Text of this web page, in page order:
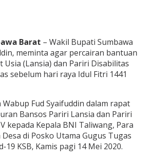
Barat – Wakil Bupati Sumbawa
meminta agar percairan bantuan
Usia (Lansia) dan Pariri Disabilitas
sebelum hari raya Idul Fitri 1441
Fud Syaifuddin dalam rapat
Bansos Pariri Lansia dan Pariri
kepada Kepala BNI Taliwang, Para
di Posko Utama Gugus Tugas
19 KSB, Kamis pagi 14 Mei 2020.